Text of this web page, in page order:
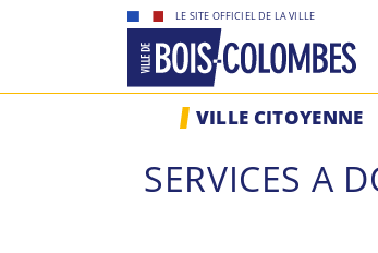
LE SITE OFFICIEL DE LA VILLE
VILLE CITOYENNE
SERVICES A